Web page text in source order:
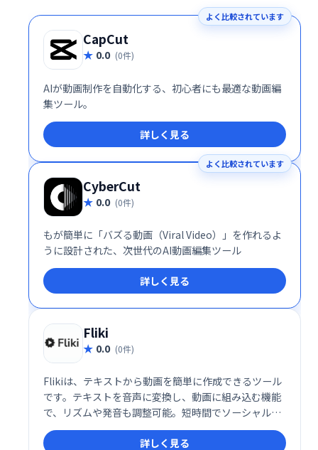
よく比較されています
CapCut
0.0 (0件)
AIが動画制作を自動化する、初心者にも最適な動画編
集ツール。
詳しく見る
よく比較されています
CyberCut
0.0 (0件)
もが簡単に「バズる動画（Viral Video）」を作れるよ
うに設計された、次世代のAI動画編集ツール
詳しく見る
Fliki
0.0 (0件)
Flikiは、テキストから動画を簡単に作成できるツール
です。テキストを音声に変換し、動画に組み込む機能
で、リズムや発音も調整可能。短時間でソーシャルメ
ディア投稿向けの動画制作が可能です。有料プランで
は、テキスト入力だけで動画を自動生成する機能も利
詳しく見る